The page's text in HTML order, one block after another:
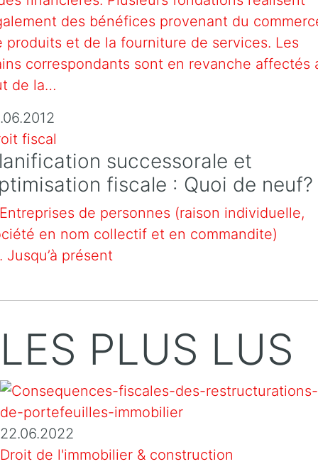
des bénéfices provenant du
produits et de la fourniture de services. Les
correspondants sont en revanche affectés
de la…
fiscal
successorale et
fiscale : Quoi de neuf?
de personnes (raison individuelle,
en nom collectif et en commandite)
Jusqu’à présent
LES PLUS LUS
22.06.2022
Droit de l'immobilier & construction